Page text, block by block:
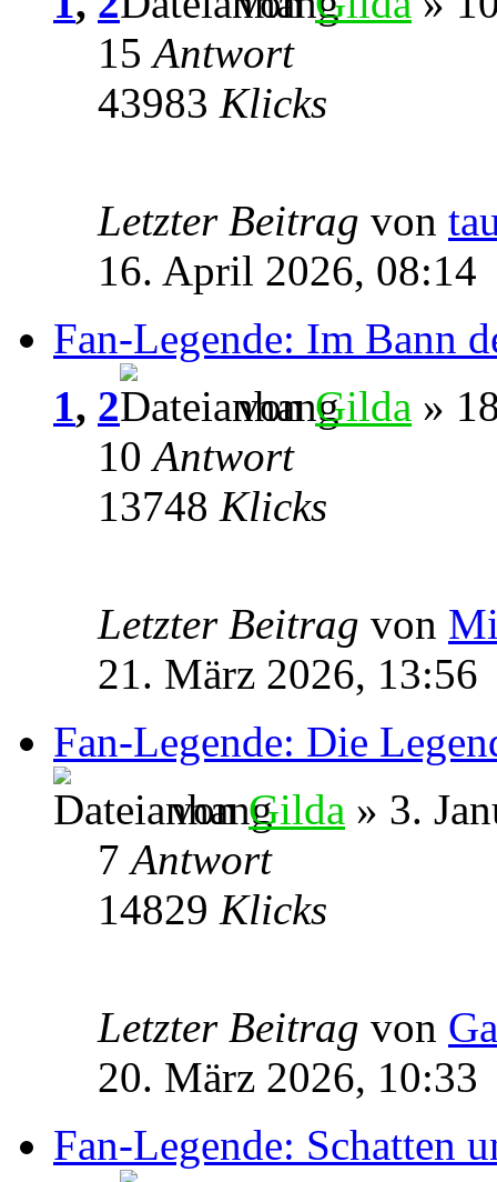
15Antwort
43983 Klicks
Letzter Beitrag von
16. April 2026, 08:14
Fan-Legende: Im Bann
1, 2 vonGilda »
10Antwort
13748 Klicks
Letzter Beitrag von
21. März 2026, 13:56
Fan-Legende: Die
vonGilda » 3.
7Antwort
14829 Klicks
Letzter Beitrag von
20. März 2026, 10:33
Fan-Legende: Schatten